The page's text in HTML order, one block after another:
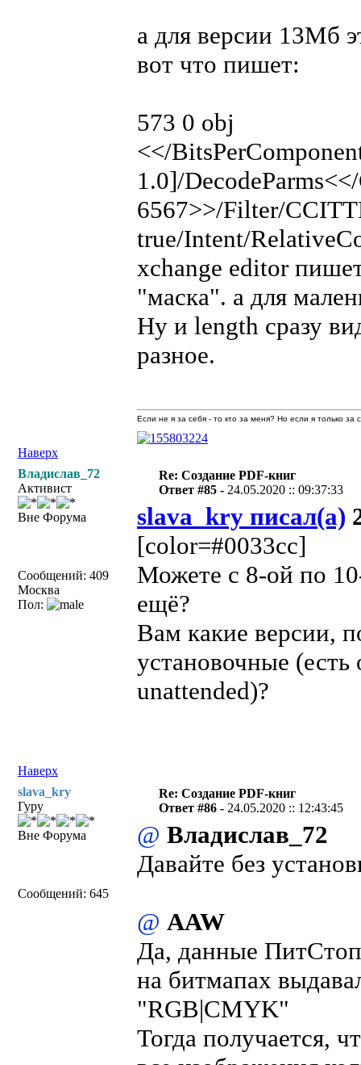
а для версии 13Мб
вот что пишет:
573 0 obj
<</
1.0]/
6567>>/Filter/
true/Intent/
xchange editor
"маска". а для
Ну и length сразу
разное.
Наверх
Если не я за себя - то кто за меня? Но если я только
Владислав_72
Активист
Вне Форума
Сообщений: 409
Москва
Пол:
Re: Создание PDF-книг
Ответ #85 - 24.05.2020 :: 09:37:33
slava_kry писал(а)
[color=#0033cc]
Можете с 8-ой по
ещё?
Вам какие версии,
установочные
unattended)?
Наверх
slava_kry
Гуру
Вне Форума
Сообщений: 645
Re: Создание PDF-книг
Ответ #86 - 24.05.2020 :: 12:43:45
@ Владислав_72
Давайте без
@ AAW
Да, данные
на битмапах
"RGB|CMYK"
Тогда получается,